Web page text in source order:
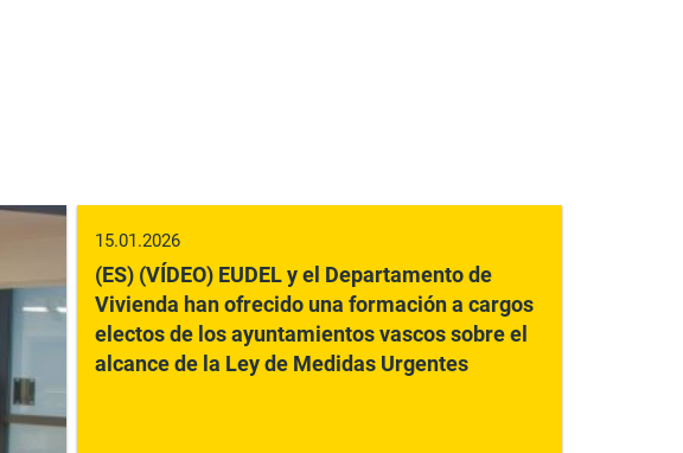
(ES) (VÍDEO) EUDEL y el Departamento de
Vivienda han ofrecido una formación a cargos
electos de los ayuntamientos vascos sobre el
alcance de la Ley de Medidas Urgentes
15.01.2026